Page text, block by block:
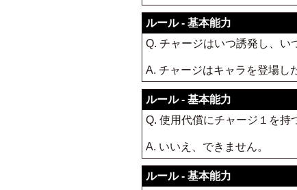
ルール - 基本能力
Q. チャージはいつ誘発し、い
A. チャージはキャラを登場し
ルール - 基本能力
Q. 使用代償にチャージ１を持
A. いいえ、できません。
ルール - 基本能力